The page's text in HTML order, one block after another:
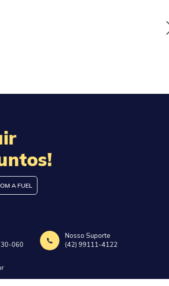
A FUEL
060
Nosso Suporte
(42) 99111-4122